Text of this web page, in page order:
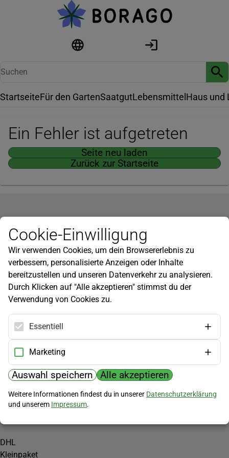
StartseiteFür den GartenSaatgutLebensmittel Haus und
Ein Fehler ist aufgetreten
Seite neu laden
Zurück zur Startseite
Newsletter
Infos zu neuen Produkten, Gartentipps und mehr findest du in
unserem Newsletter!
Jetzt anmelden
Hilfe
Kundenservice
Widerrufsbelehrung
Versandkosten
Zahlungsmöglichkeiten
PayPal
Vorkasse
Versand
DHL
Kleinpaket
Cookie-Einwilligung
Wir verwenden Cookies, um dein Browsererlebnis zu
verbessern, personalisierte Anzeigen oder Inhalte
bereitzustellen und unseren Datenverkehr zu analysieren.
Durch Klicken auf "Alle akzeptieren" stimmst du der
Verwendung von Cookies zu.
Essentiell
Marketing
Auswahl speichern Alle akzeptieren
Weitere Informationen findest du in unserer Datenschutzerklärung
und unserem Impressum.